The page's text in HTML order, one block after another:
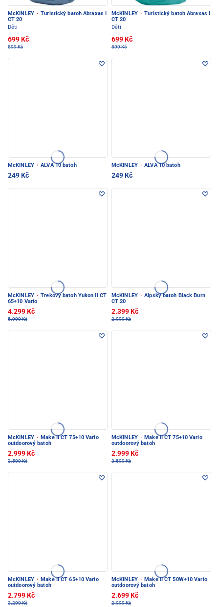
McKINLEY · Turistický batoh Abraxas I
CT 20
Děti
699 Kč
899 Kč
McKINLEY · Turistický batoh Abraxas I
CT 20
Děti
699 Kč
899 Kč
McKINLEY · ALVA 10 batoh
249 Kč
McKINLEY · ALVA 10 batoh
249 Kč
McKINLEY · Trekový batoh Yukon II CT
65+10 Vario
4.299 Kč
5.999 Kč
McKINLEY · Alpský batoh Black Burn
CT 20
2.399 Kč
2.999 Kč
McKINLEY · Make II CT 75+10 Vario
outdoorový batoh
2.999 Kč
3.599 Kč
McKINLEY · Make II CT 75+10 Vario
outdoorový batoh
2.999 Kč
3.599 Kč
McKINLEY · Make II CT 65+10 Vario
outdoorový batoh
2.799 Kč
3.299 Kč
McKINLEY · Make II CT 50W+10 Vario
outdoorový batoh
2.699 Kč
2.999 Kč